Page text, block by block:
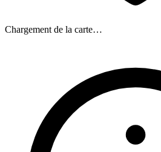
Chargement de la carte…